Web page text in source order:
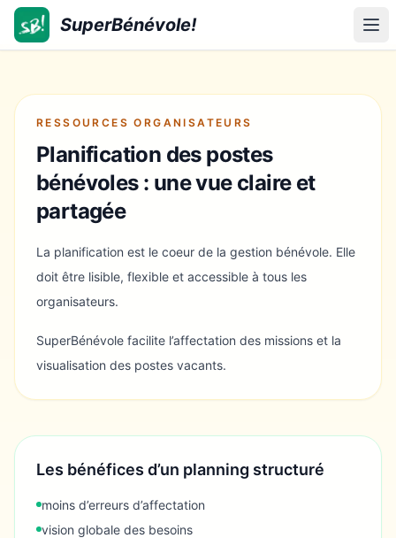
SuperBénévole!
SuperBénévole!
RESSOURCES ORGANISATEURS
Planification des postes
bénévoles : une vue claire et
partagée
La planification est le coeur de la gestion bénévole. Elle
doit être lisible, flexible et accessible à tous les
organisateurs.
SuperBénévole facilite l’affectation des missions et la
visualisation des postes vacants.
Les bénéfices d’un planning structuré
moins d’erreurs d’affectation
vision globale des besoins